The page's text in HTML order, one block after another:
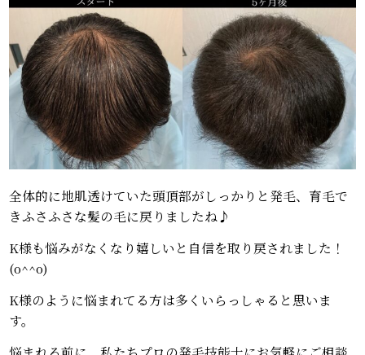
全体的に地肌透けていた頭頂部がしっかりと発毛、育毛で
きふさふさな髪の毛に戻りましたね♪
K様も悩みがなくなり嬉しいと自信を取り戻されました！
(o^^o)
K様のように悩まれてる方は多くいらっしゃると思いま
す。